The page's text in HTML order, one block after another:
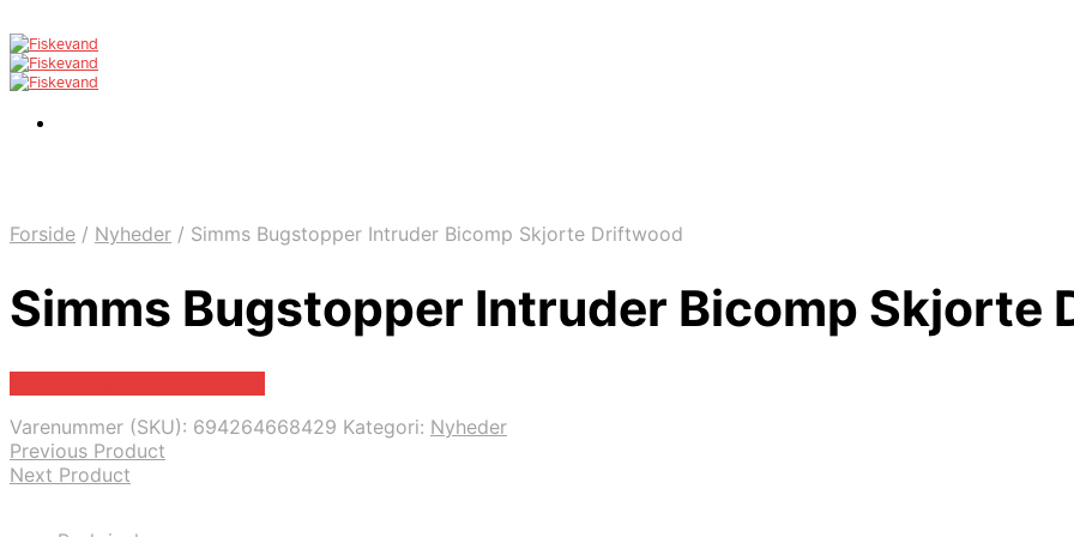
Forside / Nyheder / Simms Bugstopper Intruder Bicomp Skjorte Driftwood
Simms Bugstopper Intruder Bicomp Skjorte
Varenummer (SKU): 694264668429 Kategori: Nyheder
Previous Product
Next Product